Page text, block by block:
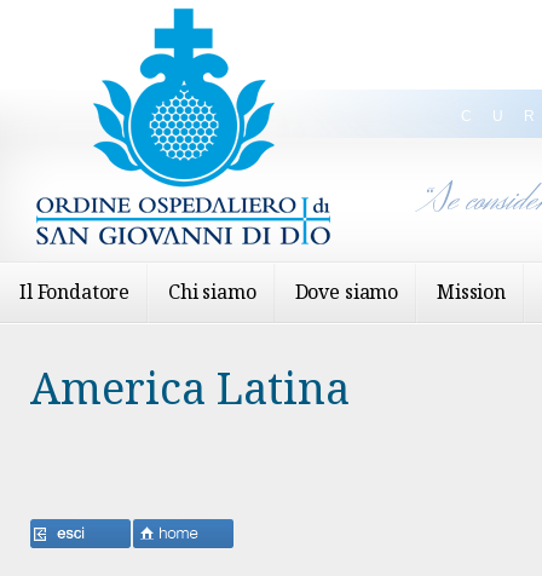
Il Fondatore Chi siamo Dove siamo Mission
“Se
America Latina